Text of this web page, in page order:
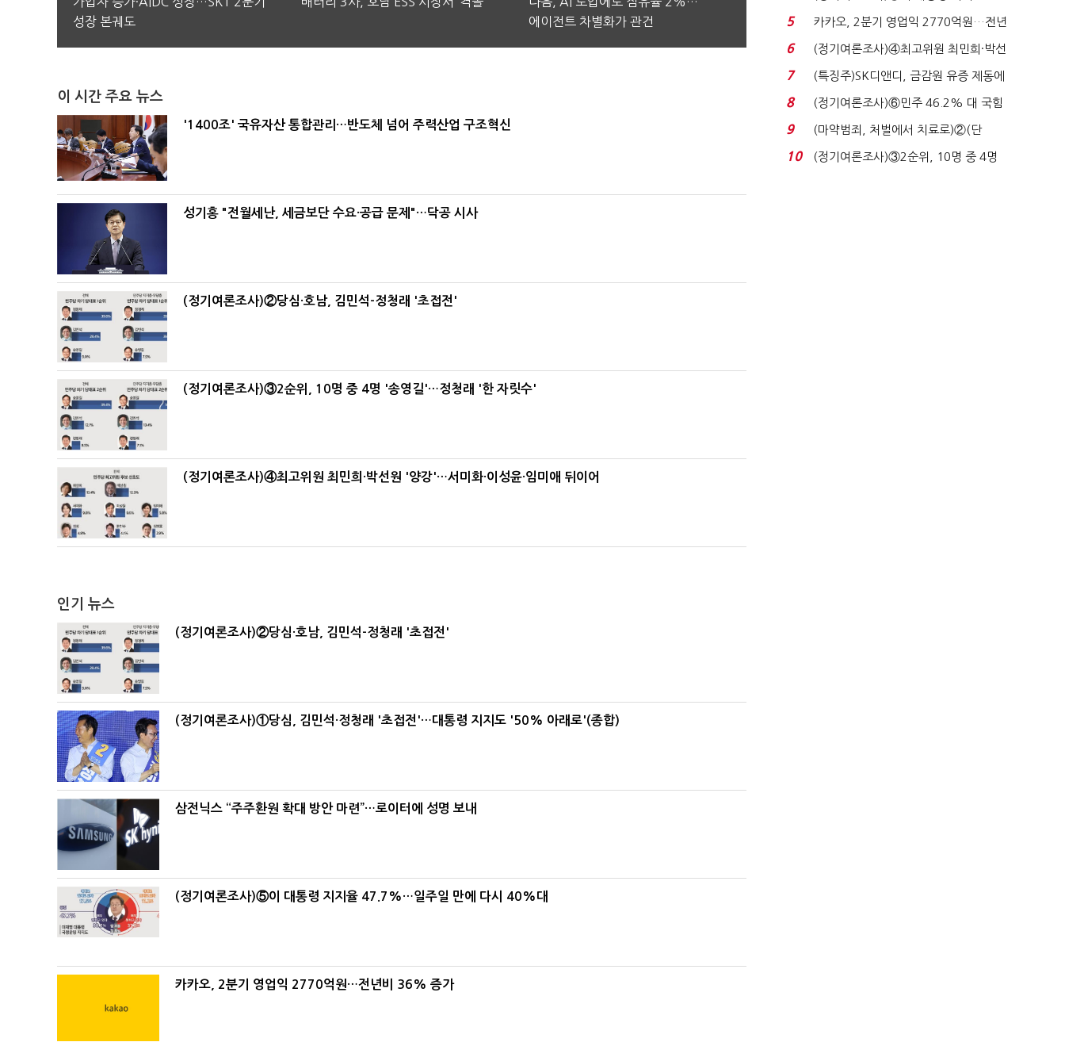
성장 본궤도
에이전트 차별화가 관건
이 시간 주요 뉴스
'1400조' 국유자산 통합관리…반도체 넘어 주력산업 구조혁신
성기홍 "전월세난, 세금보단 수요·공급 문제"…닥공 시사
(정기여론조사)②당심·호남, 김민석-정청래 '초접전'
(정기여론조사)③2순위, 10명 중 4명 '송영길'…정청래 '한 자릿수'
(정기여론조사)④최고위원 최민희·박선원 '양강'…서미화·이성윤·임미애 뒤이어
인기 뉴스
(정기여론조사)②당심·호남, 김민석-정청래 '초접전'
(정기여론조사)①당심, 김민석·정청래 '초접전'…대통령 지지도 '50% 아래로'(종합)
삼전닉스 “주주환원 확대 방안 마련”…로이터에 성명 보내
(정기여론조사)⑤이 대통령 지지율 47.7%…일주일 만에 다시 40%대
카카오, 2분기 영업익 2770억원…전년비 36% 증가
7%…일주일 만에 ...
5
카카오, 2분기 영업익 2770억원…전년
비 36% 증가...
6
(정기여론조사)④최고위원 최민희·박선
원 '양강'…서미...
7
(특징주)SK디앤디, 금감원 유증 제동에
장 초반 상한가...
8
(정기여론조사)⑥민주 46.2% 대 국힘
31.0%…오차범위 밖 ...
9
(마약범죄, 처벌에서 치료로)②(단
독)"마약은 전염병…여성...
10
(정기여론조사)③2순위, 10명 중 4명